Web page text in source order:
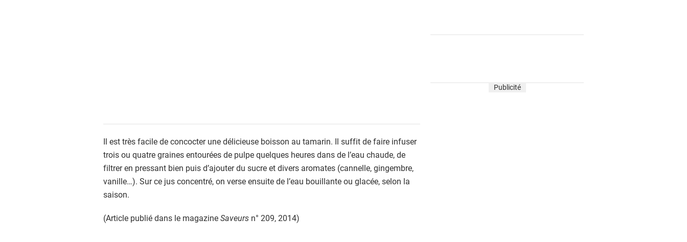
Il est très facile de concocter une délicieuse boisson au tamarin. Il suffit de faire infuser
trois ou quatre graines entourées de pulpe quelques heures dans de l’eau chaude, de
filtrer en pressant bien puis d’ajouter du sucre et divers aromates (cannelle, gingembre,
vanille…). Sur ce jus concentré, on verse ensuite de l’eau bouillante ou glacée, selon la
saison.
(Article publié dans le magazineSaveurs n° 209, 2014)
Publicité